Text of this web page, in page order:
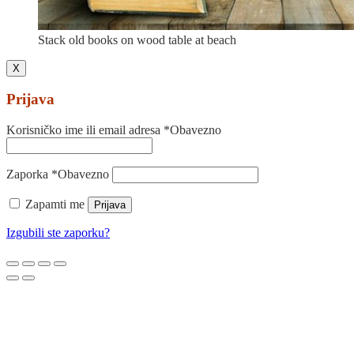
Stack old books on wood table at beach
X
Prijava
Korisničko ime ili email adresa *Obavezno
Zaporka *Obavezno
Zapamti me Prijava
Izgubili ste zaporku?